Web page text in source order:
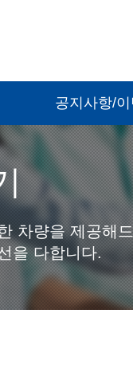
공지사항/
차량을 제공해
을 다합니다.